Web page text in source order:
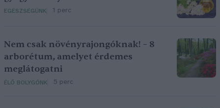
EGÉSZSÉGÜNK 1 perc
Nem csak növényrajongóknak! – 8
arborétum, amelyet érdemes
meglátogatni
ÉLŐ BOLYGÓNK 5 perc